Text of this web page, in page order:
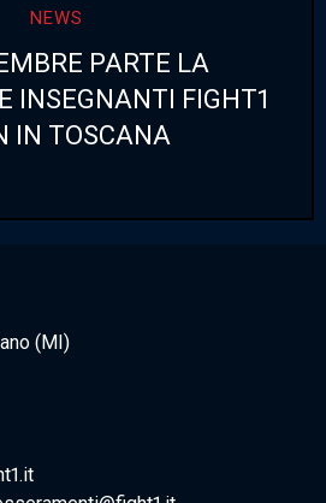
NEWS
PARTE LA
INSEGNANTI FIGHT1
IN TOSCANA
(MI)